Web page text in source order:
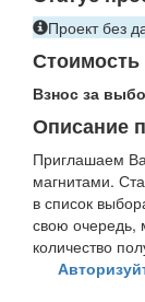
Проект без
Стоимость
Взнос за
Описание
Приглашаем
магнитами.
в список
свою очередь,
количество